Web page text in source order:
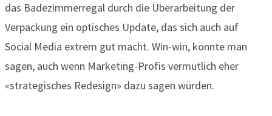
das Badezimmerregal durch die Überarbeitung der
Verpackung ein optisches Update, das sich auch auf
Social Media extrem gut macht. Win-win, könnte man
sagen, auch wenn Marketing-Profis vermutlich eher
«strategisches Redesign» dazu sagen würden.